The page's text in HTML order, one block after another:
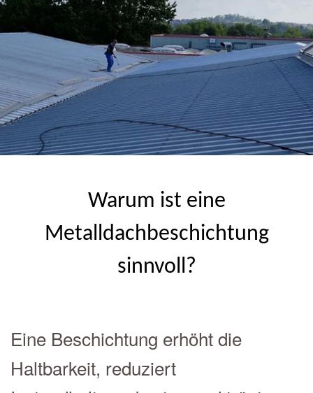
Warum ist eine
Metalldachbeschichtung
sinnvoll?
Eine Beschichtung erhöht die
Haltbarkeit, reduziert